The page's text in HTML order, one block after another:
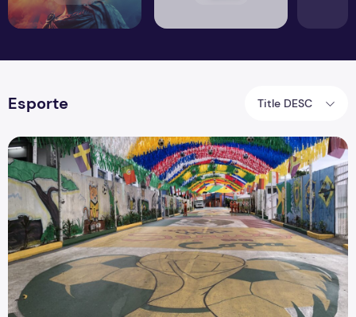
Esporte Title DESC
Rua da Copa na Compensa: Os preparativos da Semulsp